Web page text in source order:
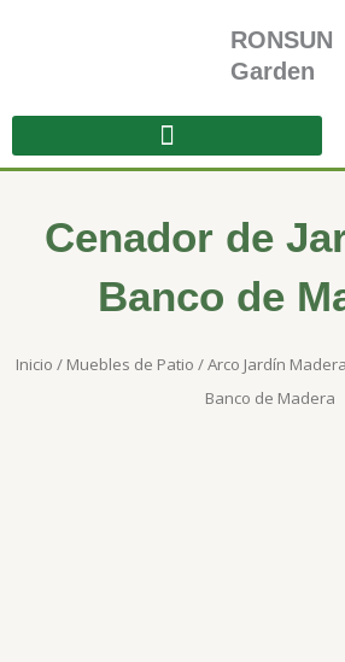
RONSUN
Garden
Cenador de
Banco de
Inicio / Muebles de Patio /Arco Jardín Madera
Banco de Madera